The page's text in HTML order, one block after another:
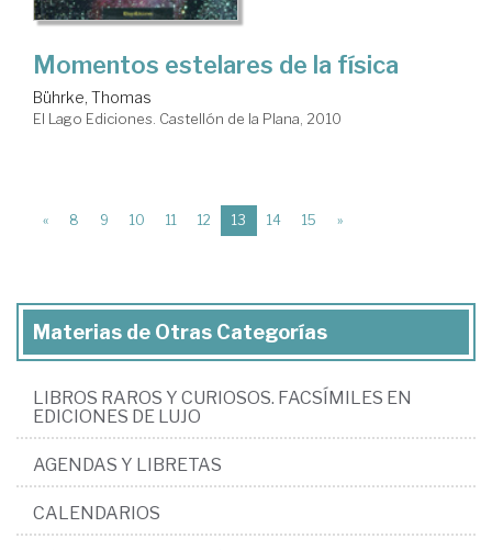
Momentos estelares de la física
Bührke, Thomas
El Lago Ediciones. Castellón de la Plana, 2010
« 8 9 10 11 12 13 (current)
14 15 »
Materias de Otras Categorías
LIBROS RAROS Y CURIOSOS. FACSÍMILES EN
EDICIONES DE LUJO
AGENDAS Y LIBRETAS
CALENDARIOS